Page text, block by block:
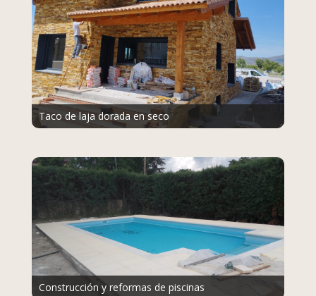
Taco de laja dorada en seco
Construcción y reformas de piscinas